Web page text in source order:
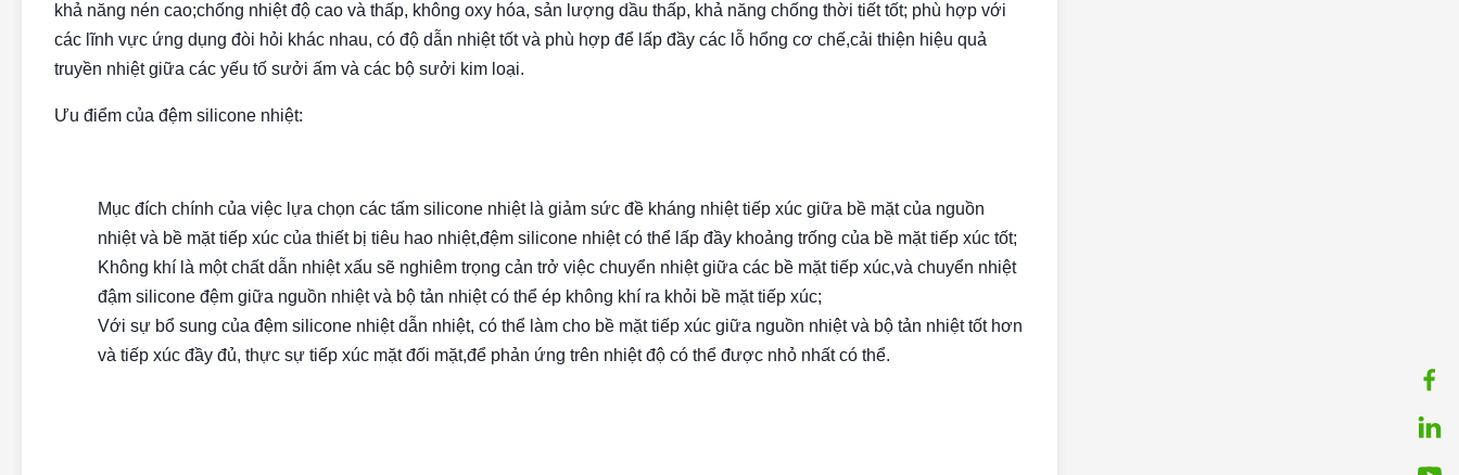
khả năng nén cao;chống nhiệt độ cao và thấp, không oxy hóa, sản lượng dầu thấp, khả năng chống thời tiết tốt; phù hợp với
các lĩnh vực ứng dụng đòi hỏi khác nhau, có độ dẫn nhiệt tốt và phù hợp để lấp đầy các lỗ hổng cơ chế,cải thiện hiệu quả
truyền nhiệt giữa các yếu tố sưởi ấm và các bộ sưởi kim loại.
Ưu điểm của đệm silicone nhiệt:
Mục đích chính của việc lựa chọn các tấm silicone nhiệt là giảm sức đề kháng nhiệt tiếp xúc giữa bề mặt của nguồn
nhiệt và bề mặt tiếp xúc của thiết bị tiêu hao nhiệt,đệm silicone nhiệt có thể lấp đầy khoảng trống của bề mặt tiếp xúc tốt;
Không khí là một chất dẫn nhiệt xấu sẽ nghiêm trọng cản trở việc chuyển nhiệt giữa các bề mặt tiếp xúc,và chuyển nhiệt
đậm silicone đệm giữa nguồn nhiệt và bộ tản nhiệt có thể ép không khí ra khỏi bề mặt tiếp xúc;
Với sự bổ sung của đệm silicone nhiệt dẫn nhiệt, có thể làm cho bề mặt tiếp xúc giữa nguồn nhiệt và bộ tản nhiệt tốt hơn
và tiếp xúc đầy đủ, thực sự tiếp xúc mặt đối mặt,để phản ứng trên nhiệt độ có thể được nhỏ nhất có thể.